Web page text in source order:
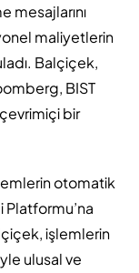
mesajlarını
maliyetlerin
Balçiçek,
BIST
bir
otomatik
Platformu’na
işlemlerin
ulusal ve